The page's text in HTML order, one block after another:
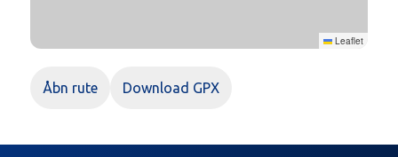
Leaflet
Åbn rute Download GPX